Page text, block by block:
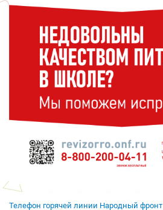
Телефон горячей линии Народный фронт